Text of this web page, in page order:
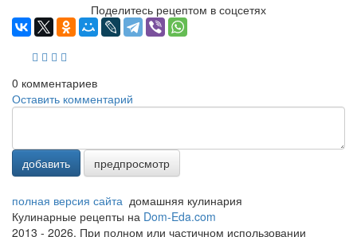
Поделитесь рецептом в соцсетях
0 комментариев
Оставить комментарий
добавить предпросмотр
полная версия сайта домашняя кулинария
Кулинарные рецепты на Dom-Eda.com
2013 - 2026. При полном или частичном использовании